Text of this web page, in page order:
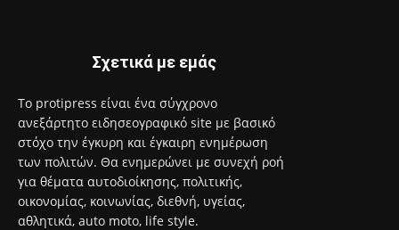
Σχετικά με εμάς
Το protipress είναι ένα σύγχρονο
ανεξάρτητο ειδησεογραφικό site με βασικό
στόχο την έγκυρη και έγκαιρη ενημέρωση
των πολιτών. Θα ενημερώνει με συνεχή ροή
για θέματα αυτοδιοίκησης, πολιτικής,
οικονομίας, κοινωνίας, διεθνή, υγείας,
αθλητικά, auto moto, life style.